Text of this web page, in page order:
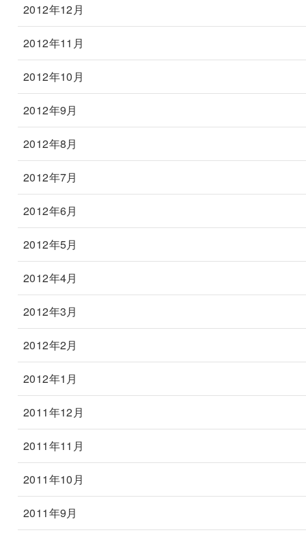
2012年12月
2012年11月
2012年10月
2012年9月
2012年8月
2012年7月
2012年6月
2012年5月
2012年4月
2012年3月
2012年2月
2012年1月
2011年12月
2011年11月
2011年10月
2011年9月